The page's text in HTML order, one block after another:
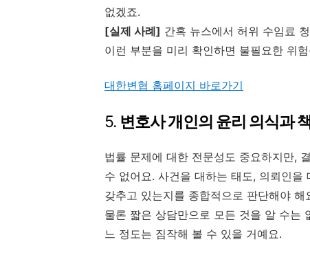
없겠죠.
[실제 사례] 간혹 뉴스에서 허위 수임료
이런 부분을 미리 확인하면 불필요한 위
대한변협 홈페이지 바로가기
5. 변호사 개인의 윤리 의식과
법률 문제에 대한 전문성도 중요하지만,
수 없어요. 사건을 대하는 태도, 의뢰인
갖추고 있는지를 종합적으로 판단해야 해
물론 짧은 상담만으로 모든 것을 알 수는
느 정도는 짐작해 볼 수 있을 거예요.